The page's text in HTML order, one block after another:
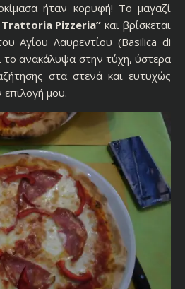
ήταν κορυφή! Το μαγαζί
Trattoria Pizzeria” και βρίσκεται
Αγίου Λαυρεντίου (Basilica di
το ανακάλυψα στην τύχη, ύστερα
στα στενά και ευτυχώς
μου.